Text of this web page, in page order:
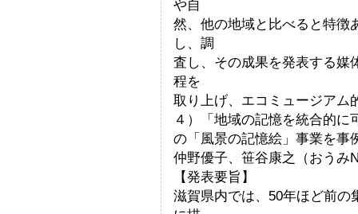
や自
然、他の地域と比べると特徴
し、調
査し、その成果を発表する媒
程を
取り上げ、エコミュージアム
４）「地域の記憶を統合的
の「風景の記憶絵」事業を事
仲野優子、笹谷康之（おうみ
【発表要旨】
滋賀県内では、50年ほど前